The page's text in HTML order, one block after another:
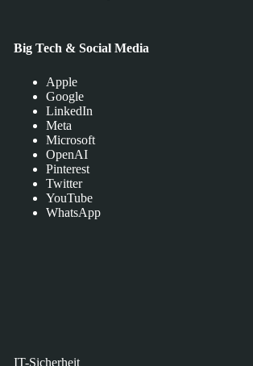
Big Tech & Social Media
Apple
Google
LinkedIn
Meta
Microsoft
OpenAI
Pinterest
Twitter
YouTube
WhatsApp
IT-Sicherheit